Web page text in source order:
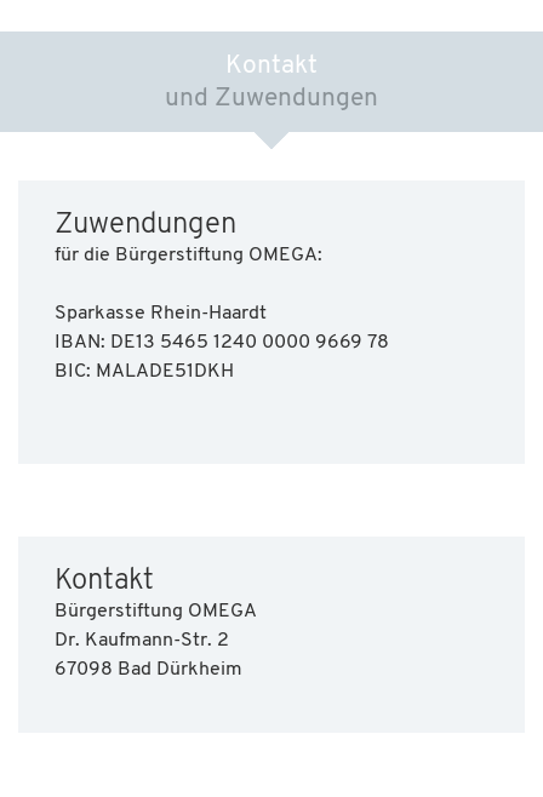
Kontakt
und Zuwendungen
Zuwendungen
für die Bürgerstiftung OMEGA:
Sparkasse Rhein-Haardt
IBAN: DE13 5465 1240 0000 9669 78
BIC: MALADE51DKH
Kontakt
Bürgerstiftung OMEGA
Dr. Kaufmann-Str. 2
67098 Bad Dürkheim